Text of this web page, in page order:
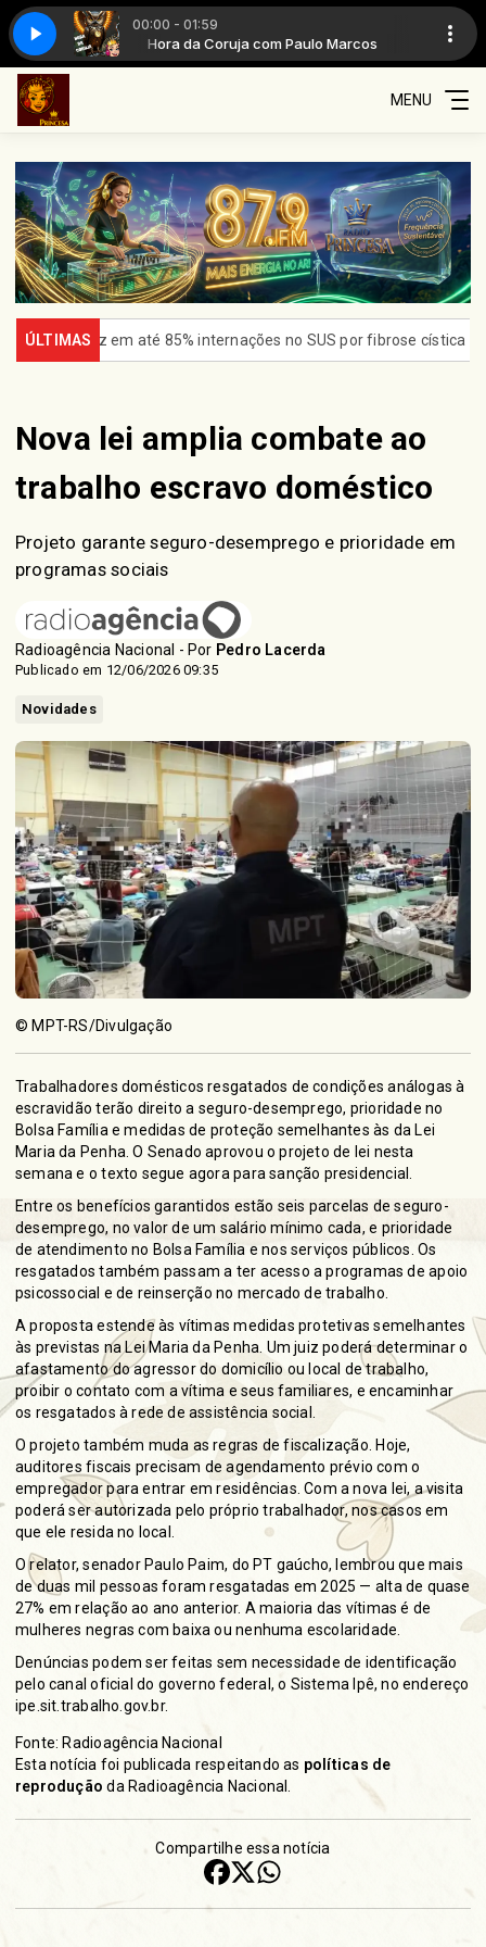
00:00 - 01:59
Marcos Hora da Coruja com Paulo Marcos
MENU
ÚLTIMAS
em até 85% internações no SUS por fibrose cística Rio
Nova lei amplia combate ao
trabalho escravo doméstico
Projeto garante seguro-desemprego e prioridade em
programas sociais
Radioagência Nacional - Por Pedro Lacerda
Publicado em 12/06/2026 09:35
Novidades
© MPT-RS/Divulgação
Trabalhadores domésticos resgatados de condições análogas à
escravidão terão direito a seguro-desemprego, prioridade no
Bolsa Família e medidas de proteção semelhantes às da Lei
Maria da Penha. O Senado aprovou o projeto de lei nesta
semana e o texto segue agora para sanção presidencial.
Entre os benefícios garantidos estão seis parcelas de seguro-
desemprego, no valor de um salário mínimo cada, e prioridade
de atendimento no Bolsa Família e nos serviços públicos. Os
resgatados também passam a ter acesso a programas de apoio
psicossocial e de reinserção no mercado de trabalho.
A proposta estende às vítimas medidas protetivas semelhantes
às previstas na Lei Maria da Penha. Um juiz poderá determinar o
afastamento do agressor do domicílio ou local de trabalho,
proibir o contato com a vítima e seus familiares, e encaminhar
os resgatados à rede de assistência social.
O projeto também muda as regras de fiscalização. Hoje,
auditores fiscais precisam de agendamento prévio com o
empregador para entrar em residências. Com a nova lei, a visita
poderá ser autorizada pelo próprio trabalhador, nos casos em
que ele resida no local.
O relator, senador Paulo Paim, do PT gaúcho, lembrou que mais
de duas mil pessoas foram resgatadas em 2025 — alta de quase
27% em relação ao ano anterior. A maioria das vítimas é de
mulheres negras com baixa ou nenhuma escolaridade.
Denúncias podem ser feitas sem necessidade de identificação
pelo canal oficial do governo federal, o Sistema Ipê, no endereço
ipe.sit.trabalho.gov.br.
Fonte: Radioagência Nacional
Esta notícia foi publicada respeitando as políticas de
reprodução da Radioagência Nacional.
Compartilhe essa notícia